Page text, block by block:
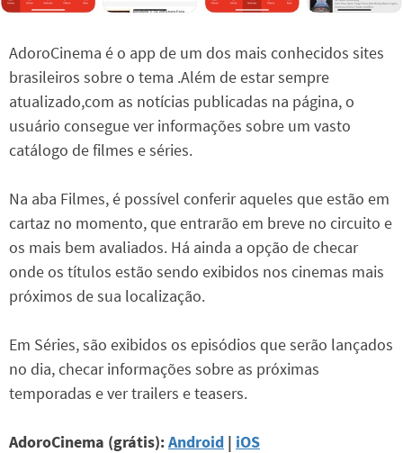
AdoroCinema é o app de um dos mais conhecidos sites
brasileiros sobre o tema .Além de estar sempre
atualizado,com as notícias publicadas na página, o
usuário consegue ver informações sobre um vasto
catálogo de filmes e séries.
Na aba Filmes, é possível conferir aqueles que estão em
cartaz no momento, que entrarão em breve no circuito e
os mais bem avaliados. Há ainda a opção de checar
onde os títulos estão sendo exibidos nos cinemas mais
próximos de sua localização.
Em Séries, são exibidos os episódios que serão lançados
no dia, checar informações sobre as próximas
temporadas e ver trailers e teasers.
AdoroCinema (grátis):Android | iOS